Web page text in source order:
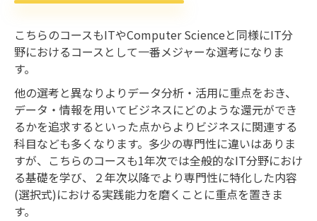
こちらのコースもITやComputer Scienceと同様にIT分
野におけるコースとして一番メジャーな選考になりま
す。
他の選考と異なりよりデータ分析・活用に重点をおき、
データ・情報を用いてビジネスにどのような還元ができ
るかを追求するといった点からよりビジネスに関連する
科目なども多くなります。多少の専門性に違いはありま
すが、こちらのコースも1年次では全般的なIT分野におけ
る基礎を学び、２年次以降でより専門性に特化した内容
(選択式)における実践能力を磨くことに重点を置きま
す。